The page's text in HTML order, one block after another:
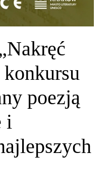
konkursu
poezją
i